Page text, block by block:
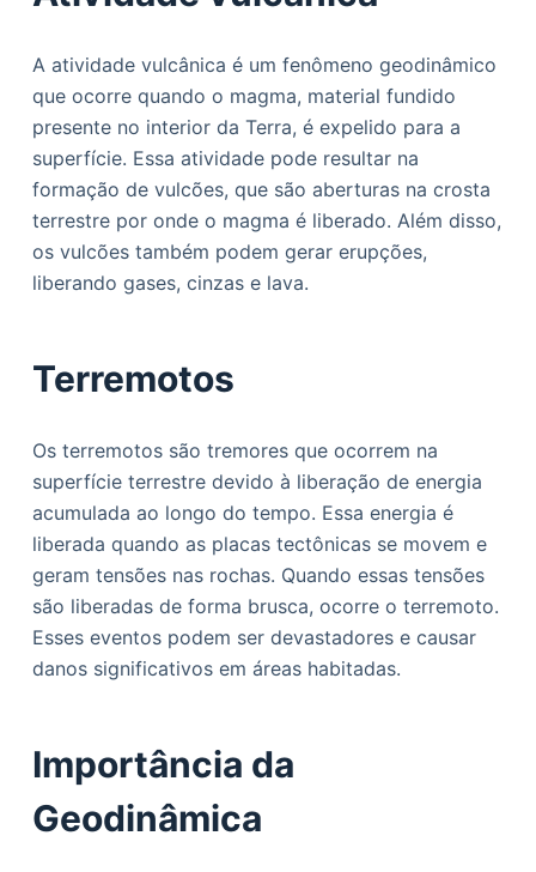
A atividade vulcânica é um fenômeno geodinâmico
que ocorre quando o magma, material fundido
presente no interior da Terra, é expelido para a
superfície. Essa atividade pode resultar na
formação de vulcões, que são aberturas na crosta
terrestre por onde o magma é liberado. Além disso,
os vulcões também podem gerar erupções,
liberando gases, cinzas e lava.
Terremotos
Os terremotos são tremores que ocorrem na
superfície terrestre devido à liberação de energia
acumulada ao longo do tempo. Essa energia é
liberada quando as placas tectônicas se movem e
geram tensões nas rochas. Quando essas tensões
são liberadas de forma brusca, ocorre o terremoto.
Esses eventos podem ser devastadores e causar
danos significativos em áreas habitadas.
Importância da
Geodinâmica